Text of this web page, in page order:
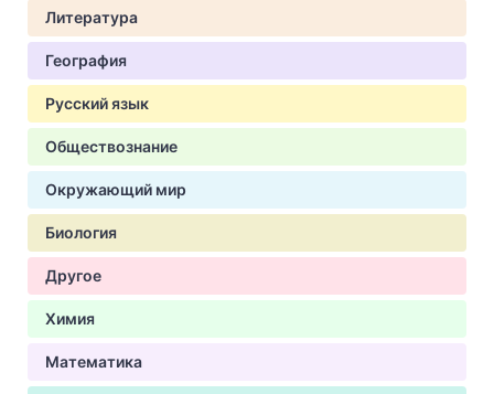
Литература
География
Русский язык
Обществознание
Окружающий мир
Биология
Другое
Химия
Математика